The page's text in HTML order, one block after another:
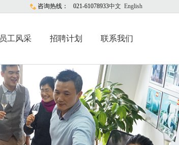
咨询热线： 021-61078933中文 English
员工风采 招聘计划 联系我们